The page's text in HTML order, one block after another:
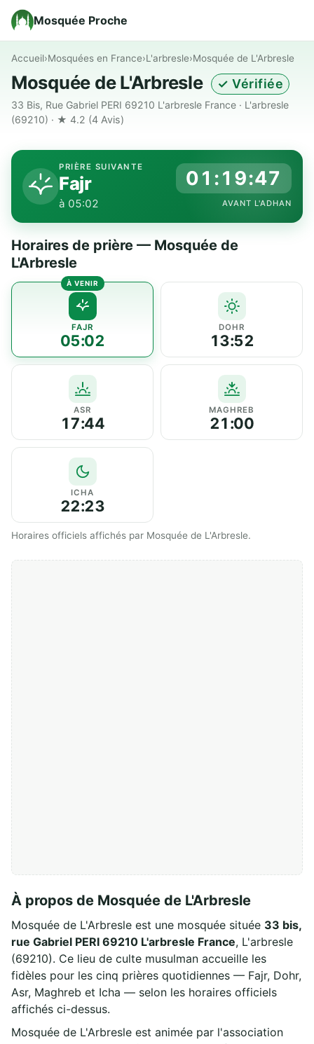
Mosquée Proche
Accueil›Mosquées en France›L'arbresle›Mosquée de L'Arbresle
Mosquée de L'Arbresle ✓ Vérifiée
33 Bis, Rue Gabriel PERI 69210 L'arbresle France · L'arbresle
(69210) · ★ 4.2 (4 Avis)
PRIÈRE SUIVANTE
Fajr
à 05:02
01:19:47
AVANT L'ADHAN
Horaires de prière — Mosquée de
L'Arbresle
FAJR
05:02
DOHR
13:52
ASR
17:44
MAGHREB
21:00
ICHA
22:23
Horaires officiels affichés par Mosquée de L'Arbresle.
À propos de Mosquée de L'Arbresle
Mosquée de L'Arbresle est une mosquée située 33 bis,
rue Gabriel PERI 69210 L'arbresle France, L'arbresle
(69210). Ce lieu de culte musulman accueille les
fidèles pour les cinq prières quotidiennes — Fajr, Dohr,
Asr, Maghreb et Icha — selon les horaires officiels
affichés ci-dessus.
Mosquée de L'Arbresle est animée par l'association